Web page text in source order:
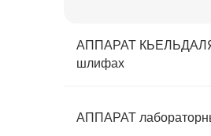
АППАРАТ КЬЕЛЬДАЛЯ
шлифах
АППАРАТ